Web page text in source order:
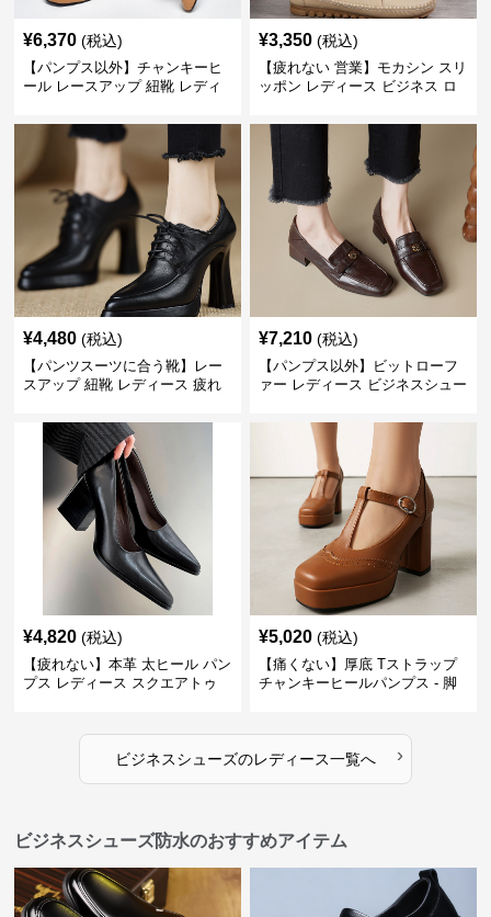
¥6,370 (税込)
【パンプス以外】チャンキーヒ
ール レースアップ 紐靴 レディ
ーツ スクエアトゥ 歩きやすい
¥3,350 (税込)
【疲れない 営業】モカシン スリ
ッポン レディース ビジネス ロ
ジュアル パンプス以外
¥4,480 (税込)
【パンツスーツに合う靴】レー
スアップ 紐靴 レディース 疲れ
ビジネスシューズ
¥7,210 (税込)
【パンプス以外】ビットローフ
ァー レディース ビジネスシュー
トゥ 疲れない スーツ
¥4,820 (税込)
【疲れない】本革 太ヒール パン
プス レディース スクエアトゥ
¥5,020 (税込)
【痛くない】厚底 Tストラップ
チャンキーヒールパンプス - 脚
ビジネスシューズのレディース一覧へ ›
ビジネスシューズ防水のおすすめアイテム